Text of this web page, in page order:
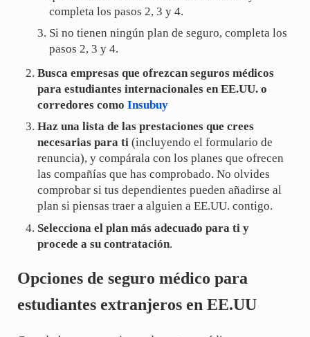
completa los pasos 2, 3 y 4.
Si no tienen ningún plan de seguro, completa los
pasos 2, 3 y 4.
Busca empresas que ofrezcan seguros médicos
para estudiantes internacionales en EE.UU. o
corredores como Insubuy
Haz una lista de las prestaciones que crees
necesarias para ti (incluyendo el formulario de
renuncia), y compárala con los planes que ofrecen
las compañías que has comprobado. No olvides
comprobar si tus dependientes pueden añadirse al
plan si piensas traer a alguien a EE.UU. contigo.
Selecciona el plan más adecuado para ti y
procede a su contratación.
Opciones de seguro médico para
estudiantes extranjeros en EE.UU